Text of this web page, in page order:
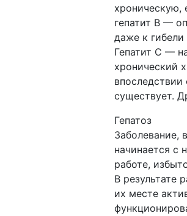
хроническую,
гепатит B —
даже к гибели
Гепатит С —
хронический
впоследствии
существует.
Гепатоз
Заболевание,
начинается с
работе,
В результате
их месте